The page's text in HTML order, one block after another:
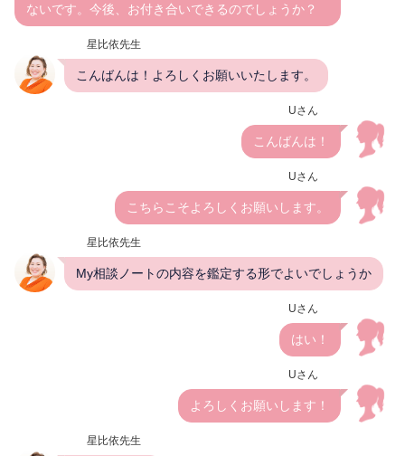
ないです。今後、お付き合いできるのでしょうか？
星比依先生
こんばんは！よろしくお願いいたします。
Uさん
こんばんは！
Uさん
こちらこそよろしくお願いします。
星比依先生
My相談ノートの内容を鑑定する形でよいでしょうか
Uさん
はい！
Uさん
よろしくお願いします！
星比依先生